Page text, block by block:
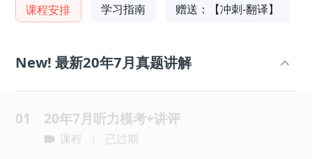
课程安排 学习指南 赠送：【冲刺-翻译】
New! 最新20年7月真题讲解
01 20年7月听力模考+讲评
课程 已过期